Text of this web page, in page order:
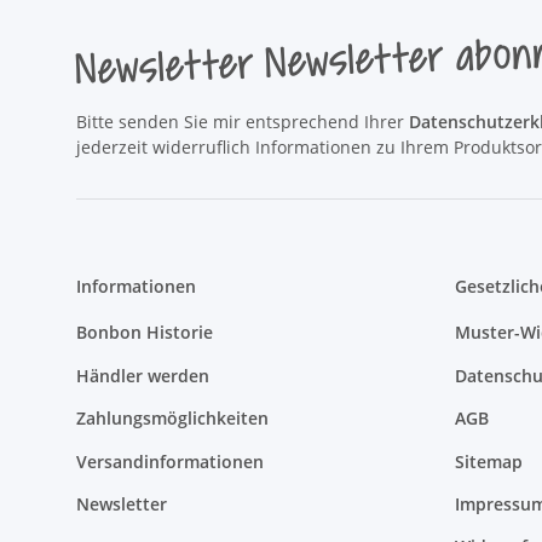
Newsletter Newsletter
Bitte senden Sie mir entsprechend Ihrer
jederzeit widerruflich Informationen zu Ihrem
Informationen
Bonbon Historie
Händler werden
Zahlungsmöglichkeiten
Versandinformationen
Newsletter
Muster-
AGB
Sitemap